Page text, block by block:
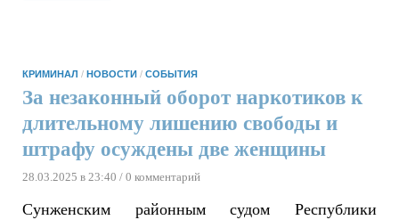
КРИМИНАЛ / НОВОСТИ / СОБЫТИЯ
За незаконный оборот наркотиков к
длительному лишению свободы и
штрафу осуждены две женщины
28.03.2025 в 23:40 / 0 комментарий
Сунженским районным судом Республики